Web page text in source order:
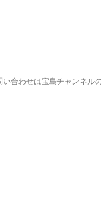
合わせは宝島チャンネル